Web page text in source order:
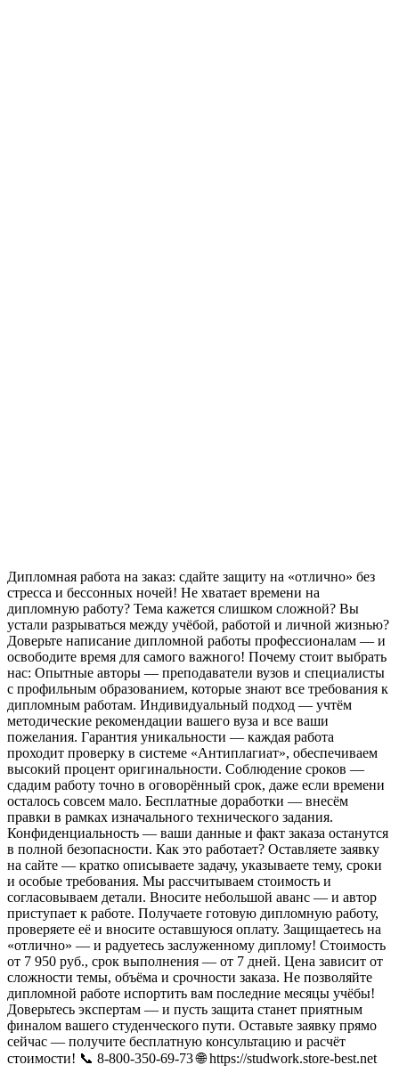
Дипломная работа на заказ: сдайте защиту на «отлично» без
стресса и бессонных ночей! Не хватает времени на
дипломную работу? Тема кажется слишком сложной? Вы
устали разрываться между учёбой, работой и личной жизнью?
Доверьте написание дипломной работы профессионалам — и
освободите время для самого важного! Почему стоит выбрать
нас: Опытные авторы — преподаватели вузов и специалисты
с профильным образованием, которые знают все требования к
дипломным работам. Индивидуальный подход — учтём
методические рекомендации вашего вуза и все ваши
пожелания. Гарантия уникальности — каждая работа
проходит проверку в системе «Антиплагиат», обеспечиваем
высокий процент оригинальности. Соблюдение сроков —
сдадим работу точно в оговорённый срок, даже если времени
осталось совсем мало. Бесплатные доработки — внесём
правки в рамках изначального технического задания.
Конфиденциальность — ваши данные и факт заказа останутся
в полной безопасности. Как это работает? Оставляете заявку
на сайте — кратко описываете задачу, указываете тему, сроки
и особые требования. Мы рассчитываем стоимость и
согласовываем детали. Вносите небольшой аванс — и автор
приступает к работе. Получаете готовую дипломную работу,
проверяете её и вносите оставшуюся оплату. Защищаетесь на
«отлично» — и радуетесь заслуженному диплому! Стоимость
от 7 950 руб., срок выполнения — от 7 дней. Цена зависит от
сложности темы, объёма и срочности заказа. Не позволяйте
дипломной работе испортить вам последние месяцы учёбы!
Доверьтесь экспертам — и пусть защита станет приятным
финалом вашего студенческого пути. Оставьте заявку прямо
сейчас — получите бесплатную консультацию и расчёт
стоимости! 📞 8‑800‑350‑69‑73 🌐 https://studwork.store-best.net